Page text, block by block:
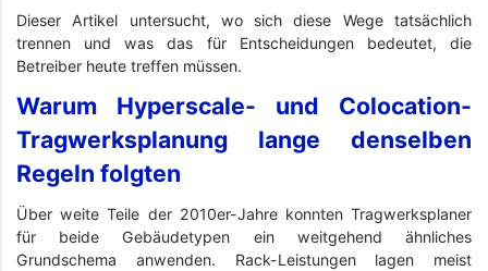
Dieser Artikel untersucht, wo sich diese Wege tatsächlich
trennen und was das für Entscheidungen bedeutet, die
Betreiber heute treffen müssen.
Warum Hyperscale- und Colocation-
Tragwerksplanung lange denselben
Regeln folgten
Über weite Teile der 2010er-Jahre konnten Tragwerksplaner
für beide Gebäudetypen ein weitgehend ähnliches
Grundschema anwenden. Rack-Leistungen lagen meist